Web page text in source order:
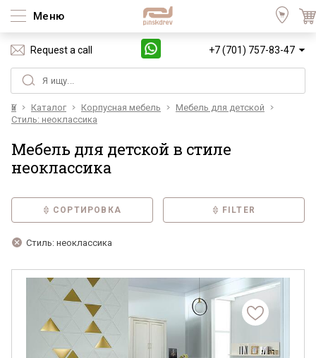
Меню
Request a call +7 (701) 757-83-47
Үй Каталог Корпусная мебель
Мебель для детской
Стиль: неоклассика
Мебель для детской в стиле
неоклассика
СОРТИРОВКА FILTER
Стиль: неоклассика